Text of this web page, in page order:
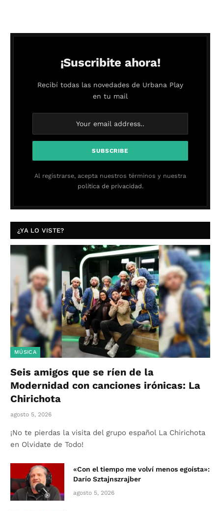
¡Suscribite ahora!
Recibí todas las novedades de Urbana Play
en tu mail
Al registrarse, acepta nuestros términos y nuestra
política de privacidad.
¿YA LO VISTE?
MÚSICA
Seis amigos que se ríen de la
Modernidad con canciones irónicas: La
Chirichota
agosto 5, 2026
¡No te pierdas la visita del grupo español La Chirichota
en Olvidate de Todo!
«Con el tiempo me volví menos egoísta»:
Darío Sztajnszrajber
agosto 5, 2026